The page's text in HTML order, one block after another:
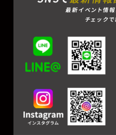
最新イベント情
チェックで